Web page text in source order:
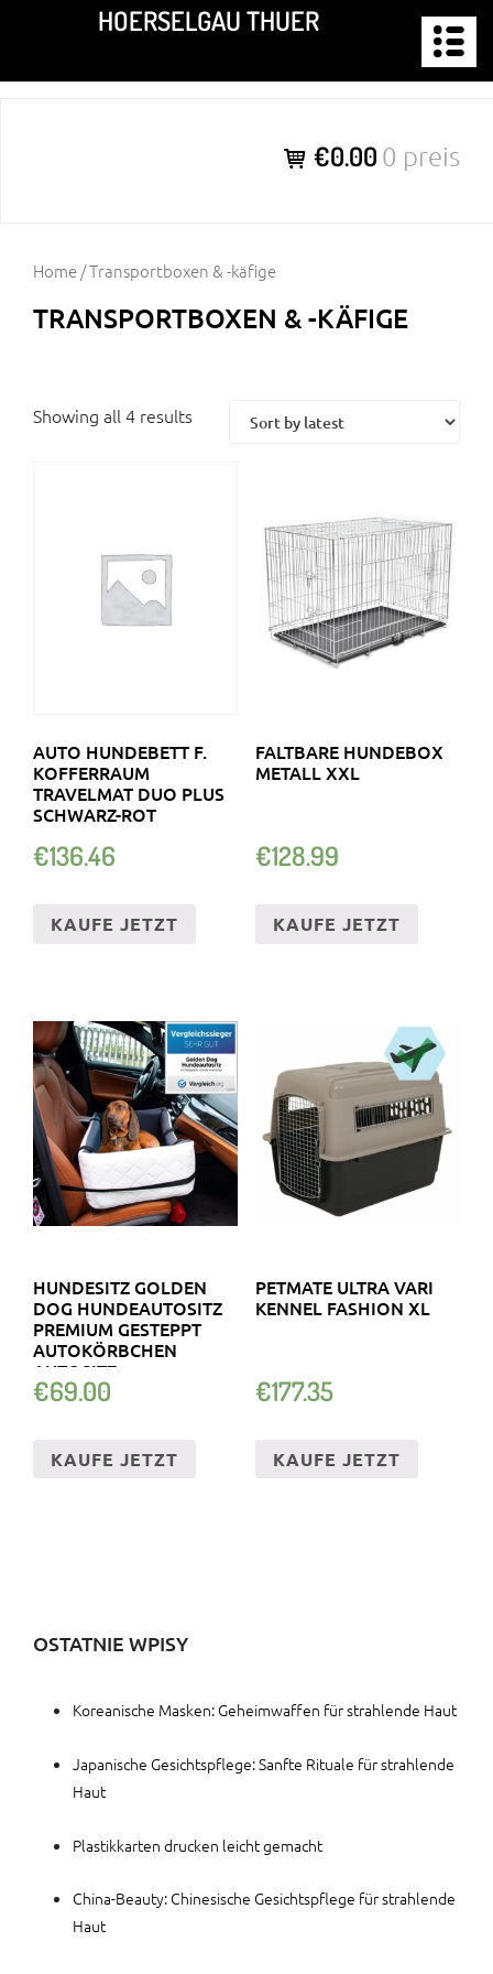
springen
HOERSELGAU THUER
€0.00 0 preis
Home/ Transportboxen & -käfige
TRANSPORTBOXEN & -KÄFIGE
Showing all 4 results
AUTO HUNDEBETT F.
KOFFERRAUM
TRAVELMAT DUO PLUS
SCHWARZ-ROT
€136.46
KAUFE JETZT
FALTBARE HUNDEBOX
METALL XXL
€128.99
KAUFE JETZT
HUNDESITZ GOLDEN
DOG HUNDEAUTOSITZ
PREMIUM GESTEPPT
AUTOKÖRBCHEN
AUTOSITZ
€69.00
KAUFE JETZT
PETMATE ULTRA VARI
KENNEL FASHION XL
€177.35
KAUFE JETZT
OSTATNIE WPISY
Koreanische Masken: Geheimwaffen für strahlende Haut
Japanische Gesichtspflege: Sanfte Rituale für strahlende
Haut
Plastikkarten drucken leicht gemacht
China-Beauty: Chinesische Gesichtspflege für strahlende
Haut